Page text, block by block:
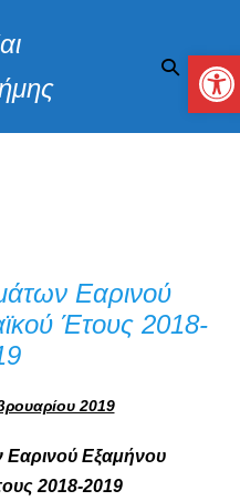
Εαρινού
Έτους 2018-
2019
Εξαμήνου
2018-2019